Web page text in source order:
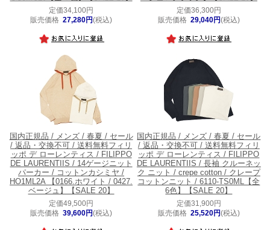
定価34,100円
販売価格 27,280円(税込)
定価36,300円
販売価格 29,040円(税込)
国内正規品 / メンズ / 春夏 / セール
/ 返品・交換不可 / 送料無料フィリ
ッポ デ ローレンティス / FILIPPO
DE LAURENTIIS / 14ゲージニット
パーカー / コットンカシミヤ /
HO1ML2A 【0166.ホワイト / 0427.
ベージュ】【SALE 20】
定価49,500円
販売価格 39,600円(税込)
国内正規品 / メンズ / 春夏 / セール
/ 返品・交換不可 / 送料無料フィリ
ッポ デ ローレンティス / FILIPPO
DE LAURENTIIS / 長袖 クルーネッ
ク ニット / crepe cotton / クレープ
コットンニット / 6110-TS0ML【全
6色】【SALE 20】
定価31,900円
販売価格 25,520円(税込)